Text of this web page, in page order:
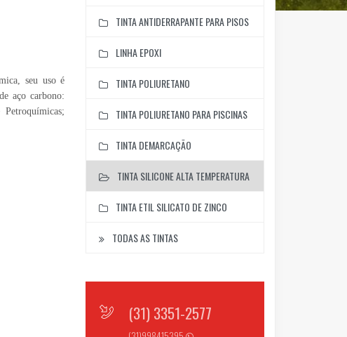
seu uso é
aço carbono:
TINTA ANTIDERRAPANTE PARA PISOS
LINHA EPOXI
TINTA POLIURETANO
TINTA POLIURETANO PARA PISCINAS
TINTA DEMARCAÇÃO
TINTA SILICONE ALTA TEMPERATURA
TINTA ETIL SILICATO DE ZINCO
TODAS AS TINTAS
(31) 3351-2577